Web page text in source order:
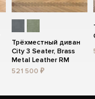
Трёхместный диван
City 3 Seater, Brass
Metal Leather RM
521 500 ₽